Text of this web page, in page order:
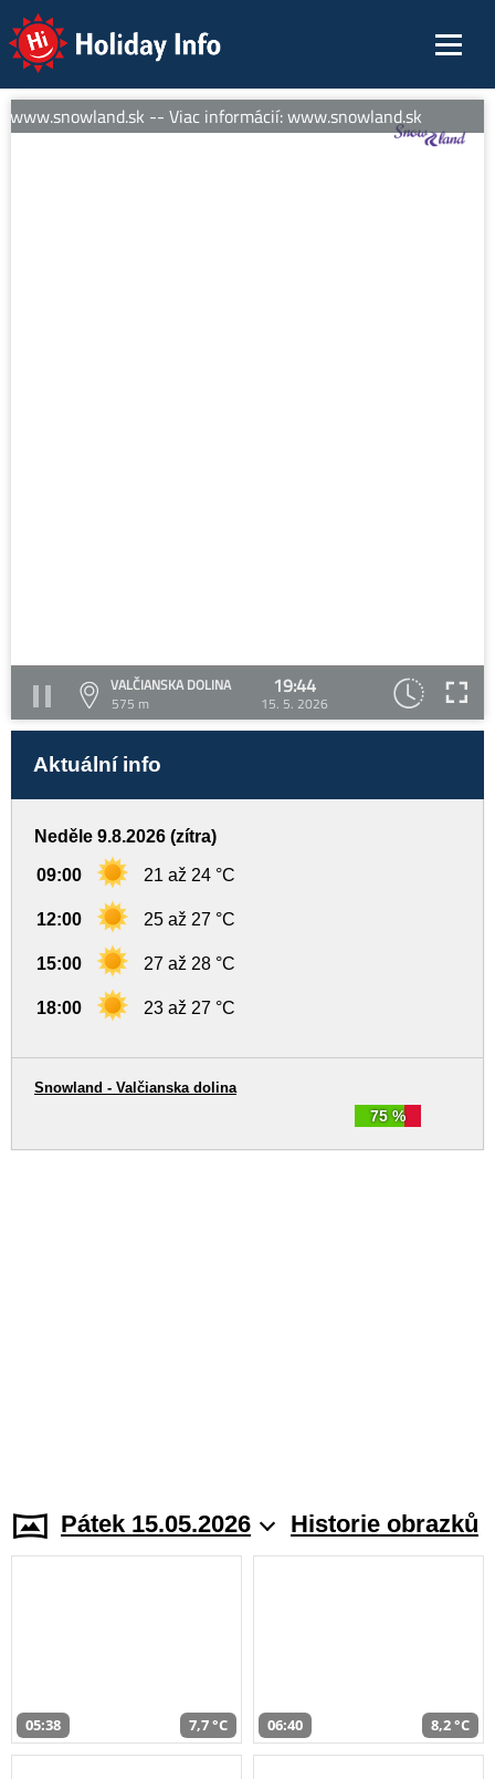
Holiday Info
-- Viac informácií: www.snowland.sk
VALČIANSKA DOLINA
575 m
19:44
15. 5. 2026
Aktuální info
Neděle 9.8.2026 (zítra)
09:00 21 až 24 °C
12:00 25 až 27 °C
15:00 27 až 28 °C
18:00 23 až 27 °C
75 %
Snowland - Valčianska dolina
Pátek 15.05.2026 Historie obrazků
05:38 7,7 °C 06:40 8,2 °C